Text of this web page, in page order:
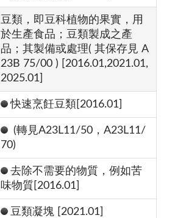
豆類，即豆科植物的果實，用
於生產食品；豆類製成之產
品；其製備或處理( 其保存見 A
23B 75/00 ) [2016.01,2021.01,
2025.01]
快速烹飪豆類[2016.01]
(轉見A23L11/50，A23L11/
70)
去除不需要的物質，例如苦
味物質[2016.01]
豆類凝塊 [2021.01]